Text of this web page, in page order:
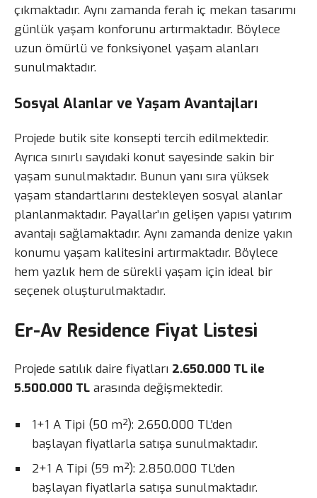
çıkmaktadır. Aynı zamanda ferah iç mekan tasarımı
günlük yaşam konforunu artırmaktadır. Böylece
uzun ömürlü ve fonksiyonel yaşam alanları
sunulmaktadır.
Sosyal Alanlar ve Yaşam Avantajları
Projede butik site konsepti tercih edilmektedir.
Ayrıca sınırlı sayıdaki konut sayesinde sakin bir
yaşam sunulmaktadır. Bunun yanı sıra yüksek
yaşam standartlarını destekleyen sosyal alanlar
planlanmaktadır. Payallar’ın gelişen yapısı yatırım
avantajı sağlamaktadır. Aynı zamanda denize yakın
konumu yaşam kalitesini artırmaktadır. Böylece
hem yazlık hem de sürekli yaşam için ideal bir
seçenek oluşturulmaktadır.
Er-Av Residence Fiyat Listesi
Projede satılık daire fiyatları 2.650.000 TL ile
5.500.000 TL arasında değişmektedir.
1+1 A Tipi (50 m²): 2.650.000 TL’den
başlayan fiyatlarla satışa sunulmaktadır.
2+1 A Tipi (59 m²): 2.850.000 TL’den
başlayan fiyatlarla satışa sunulmaktadır.